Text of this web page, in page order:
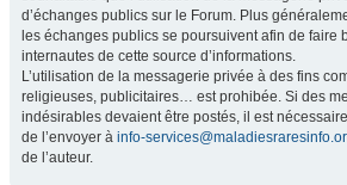
d’échanges publics sur le Forum. Plus
les échanges publics se poursuivent afin de faire
internautes de cette source d’informations.
L’utilisation de la messagerie privée à des fins
religieuses, publicitaires… est prohibée. Si des
indésirables devaient être postés, il est
de l’envoyer à info-
de l’auteur.